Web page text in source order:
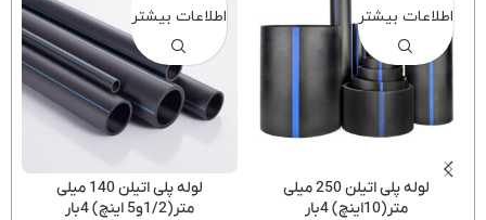
لوله پلی اتیلن 250 میلی
متر(10اینچ) 4بار
اطلاعات بیشتر
لوله پلی اتیلن 140 میلی
متر(1/2و5 اینچ) 4بار
اطلاعات بیشتر